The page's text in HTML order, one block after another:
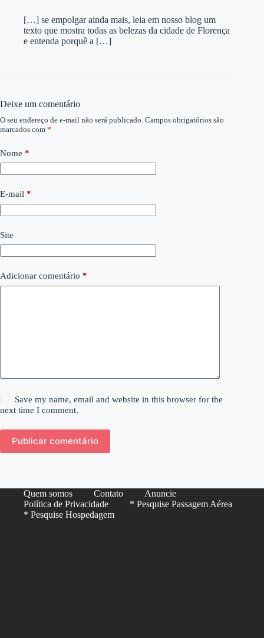
[…] se empolgar ainda mais, leia em nosso blog um
texto que mostra todas as belezas da cidade de Florença
e entenda porquê a […]
Deixe um comentário
O seu endereço de e-mail não será publicado. Campos obrigatórios são
marcados com *
Nome *
E-mail *
Site
Adicionar comentário *
Save my name, email and website in this browser for the
next time I comment.
Publicar comentário
Quem somos Contato
Anuncie
Política de Privacidade
* Pesquise Passagem Aérea
* Pesquise Hospedagem